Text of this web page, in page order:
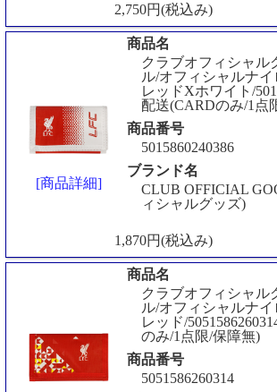
2,750円(税込み)
[商品詳細]
商品名
クラブオフィシャル
ル/オフィシャルナ
レッドXホワイト/
配送(CARDのみ/1点
商品番号
5015860240386
ブランド名
CLUB OFFICIAL
ィシャルグッズ)
1,870円(税込み)
商品名
クラブオフィシャル
ル/オフィシャルナ
レッド/
のみ/1点限/保障無)
商品番号
5051586260314